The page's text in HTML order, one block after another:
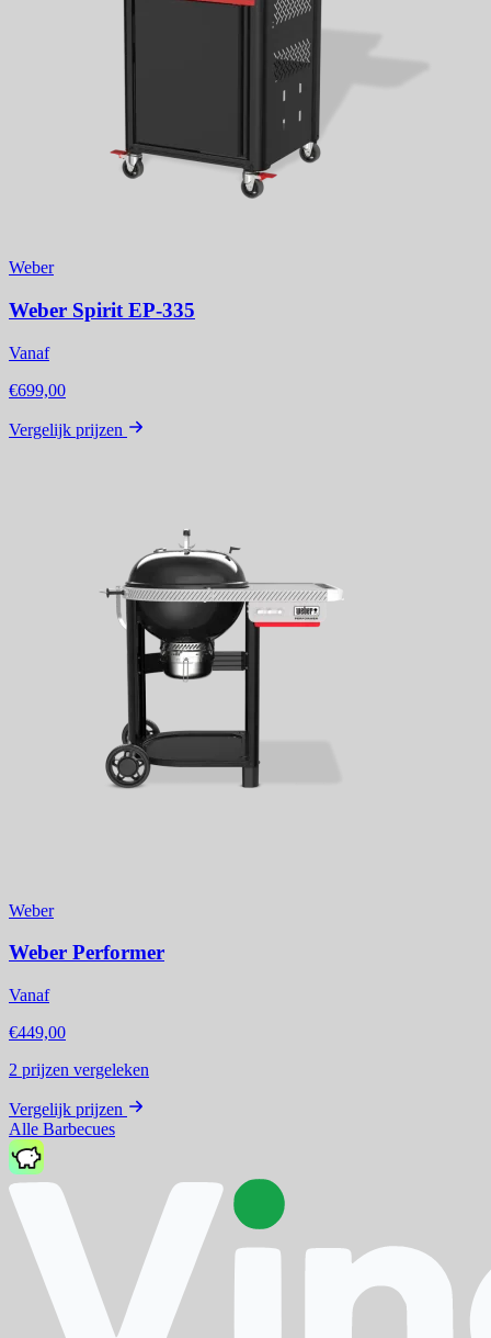
Weber
Weber Spirit EP-335
Vanaf
€699,00
Vergelijk prijzen
Weber
Weber Performer
Vanaf
€449,00
2 prijzen vergeleken
Vergelijk prijzen
Alle Barbecues